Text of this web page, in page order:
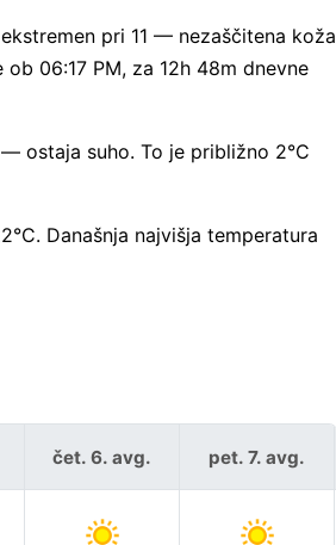
pri 11 — nezaščitena koža
06:17 PM, za 12h 48m dnevne
ostaja suho. To je približno 2°C
Današnja najvišja temperatura
čet. 6. avg. pet. 7. avg.